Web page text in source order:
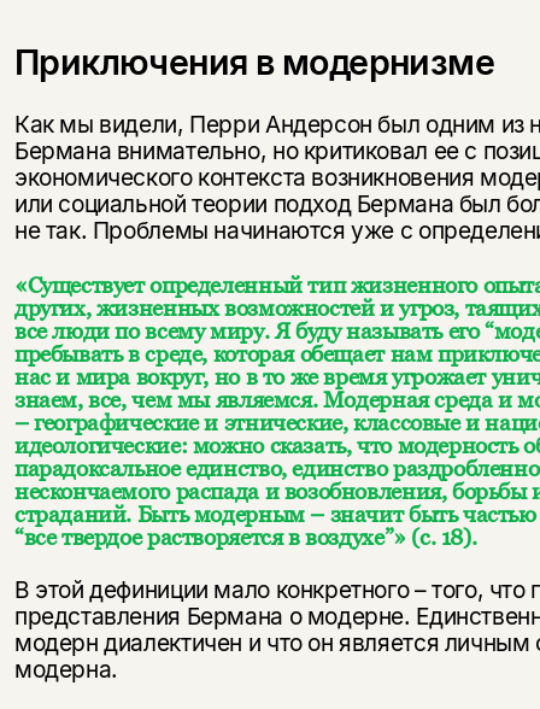
Приключения в модернизме
Как мы видели, Перри Андерсон был одним из
Бермана внимательно, но критиковал ее с
экономического контекста возникновения
или социальной теории подход Бермана был
не так. Проблемы начинаются уже с
«Существует определенный тип жизненного
других, жизненных возможностей и угроз,
все люди по всему миру. Я буду называть его
пребывать в среде, которая обещает нам
нас и мира вокруг, но в то же время угрожает
знаем, все, чем мы являемся. Модерная среда и
– географические и этнические, классовые и
идеологические: можно сказать, что модерность
парадоксальное единство, единство
нескончаемого распада и возобновления,
страданий. Быть модерным – значит быть частью
“все твердое растворяется в воздухе”» (с. 18).
В этой дефиниции мало конкретного – того, что
представления Бермана о модерне.
модерн диалектичен и что он является
модерна.